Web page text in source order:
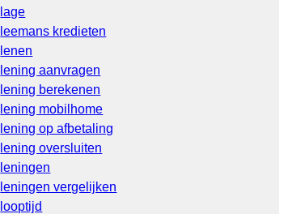
lage
leemans kredieten
lenen
lening aanvragen
lening berekenen
lening mobilhome
lening op afbetaling
lening oversluiten
leningen
leningen vergelijken
looptijd